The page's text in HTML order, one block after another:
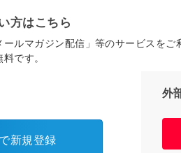
方はこちら
ールマガジン配信」等のサービスを
です。
新規登録
外